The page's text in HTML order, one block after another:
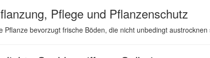
Pflege und Pflanzenschutz
Pflanze bevorzugt frische Böden, die nicht unbedingt